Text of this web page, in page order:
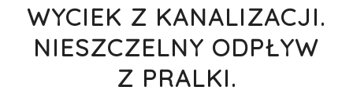
WYCIEK Z KANALIZACJI.
NIESZCZELNY ODPŁYW
Z PRALKI.